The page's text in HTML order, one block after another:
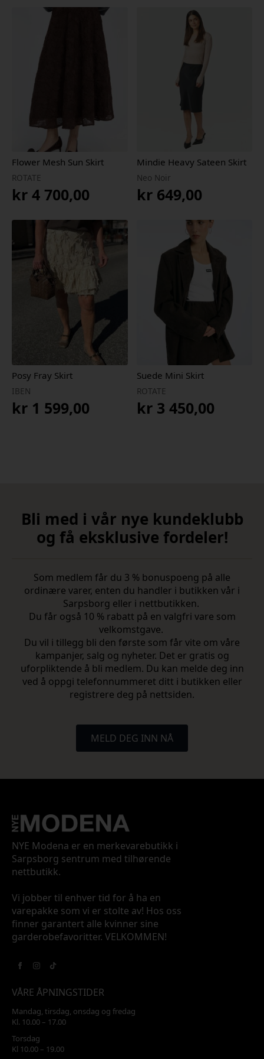
Flower Mesh Sun Skirt
ROTATE
kr 4 700,00
Mindie Heavy Sateen Skirt
Neo Noir
kr649,00
Posy Fray Skirt
IBEN
kr 1 599,00
Suede Mini Skirt
ROTATE
kr3 450,00
Bli med i vår nye kundeklubb
og få eksklusive fordeler!
Som medlem får du 3 % bonuspoeng på alle
ordinære varer, enten du handler i butikken vår i
Sarpsborg eller i nettbutikken.
Du får også 10 % rabatt på en valgfri vare som
velkomstgave.
Du vil i tillegg bli den første som får vite om våre
kampanjer, salg og nyheter. Det er gratis og
uforpliktende å bli medlem. Du kan melde deg inn
ved å oppgi telefonnummeret ditt i butikken eller
registrere deg på nettsiden.
MELD DEG INN NÅ
NYE Modena er en merkevarebutikk i
Sarpsborg sentrum med tilhørende
nettbutikk.
Vi jobber til enhver tid for å ha en
varepakke som vi er stolte av! Hos oss
finner garantert alle kvinner sine
garderobefavoritter. VELKOMMEN!
VÅRE ÅPNINGSTIDER
Mandag, tirsdag, onsdag og fredag
Kl. 10.00 – 17.00
Torsdag
Kl 10.00 – 19.00